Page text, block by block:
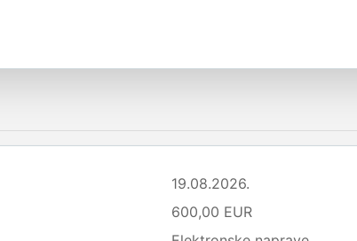
19.08.2026.
600,00 EUR